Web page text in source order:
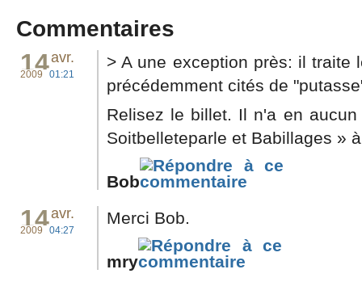
Commentaires
14avr.
2009 01:21
> A une exception près: il traite
précédemment cités de
Relisez le billet. Il n'a en
Soitbelleteparle et Babillages »
Bob
14avr.
2009 04:27
Merci Bob.
mry